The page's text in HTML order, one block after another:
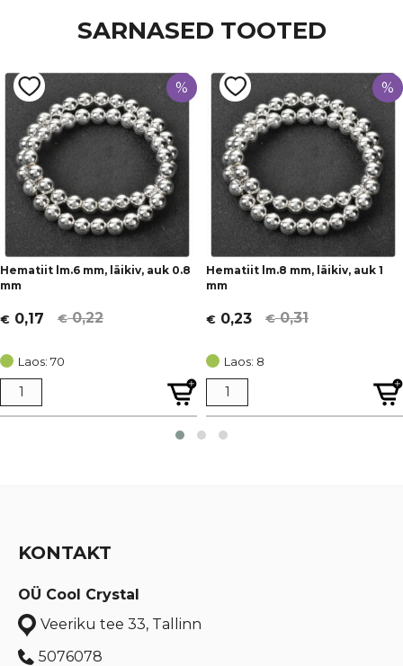
Hematiit
SARNASED TOOTED
%
Hematiit lm.6 mm, läikiv, auk 0.8
mm
€0,22
Algne
oli:
€ 0,22.
€ 0,17
Current
is:
€ 0,17.
Laos: 70
%
Hematiit lm.8 mm, läikiv, auk 1
mm
€0,31
Algne
oli:
€ 0,31.
€ 0,23
Current
is:
€ 0,23.
Laos: 8
KONTAKT
OÜ Cool Crystal
Veeriku tee 33, Tallinn
5076078